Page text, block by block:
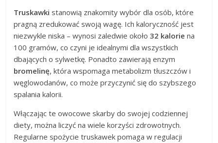
Truskawki stanowią znakomity wybór dla osób, które
pragną zredukować swoją wagę. Ich kaloryczność jest
niezwykle niska – wynosi zaledwie około32 kalorie na
100 gramów, co czyni je idealnymi dla wszystkich
dbających o sylwetkę. Ponadto zawierają enzym
bromelinę, która wspomaga metabolizm tłuszczów i
węglowodanów, co może przyczynić się do szybszego
spalania kalorii.
Włączając te owocowe skarby do swojej codziennej
diety, można liczyć na wiele korzyści zdrowotnych.
Regularne spożycie truskawek pomaga w regulacji